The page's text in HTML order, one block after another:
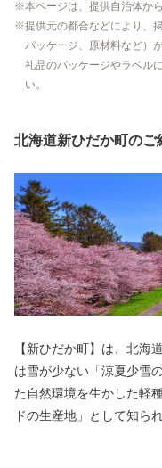
本ページは、提供自治体か
提供元の都合などにより、
パッケージ、原材料など）
礼品のパッケージやラベル
い。
北海道新ひだか町のご
【新ひだか町】は、北海
は雪が少ない「涼夏少雪
た自然環境を生かした軽
ドの生産地」として知ら
と」としての伝統を誇っ